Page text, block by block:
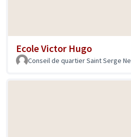
Ecole Victor Hugo
Conseil de quartier Saint Serge